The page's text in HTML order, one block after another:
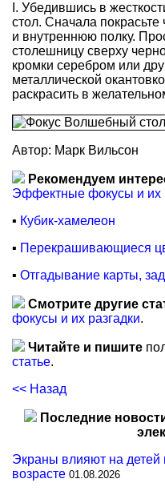
I. Убедившись в
стол. Сначала покрасьте
и внутреннюю полку.
столешницу сверху
кромки серебром или
металлической
раскрасить в
Автор: Марк Вильсон
Рекомендуем
Эффектные фокусы и их
▪ Кубик-хамелеон
▪ Перекрашивающиеся
▪ Отгадывание карты,
Смотрите другие
фокусы и их разгадки.
Читайте и пишите
статье.
<< Назад
Последние
Экраны влияют на
возрасте 01.08.2026